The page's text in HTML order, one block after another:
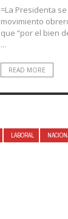
=La Presidenta
movimiento
que “por el bien
...
READ MORE
LABORAL